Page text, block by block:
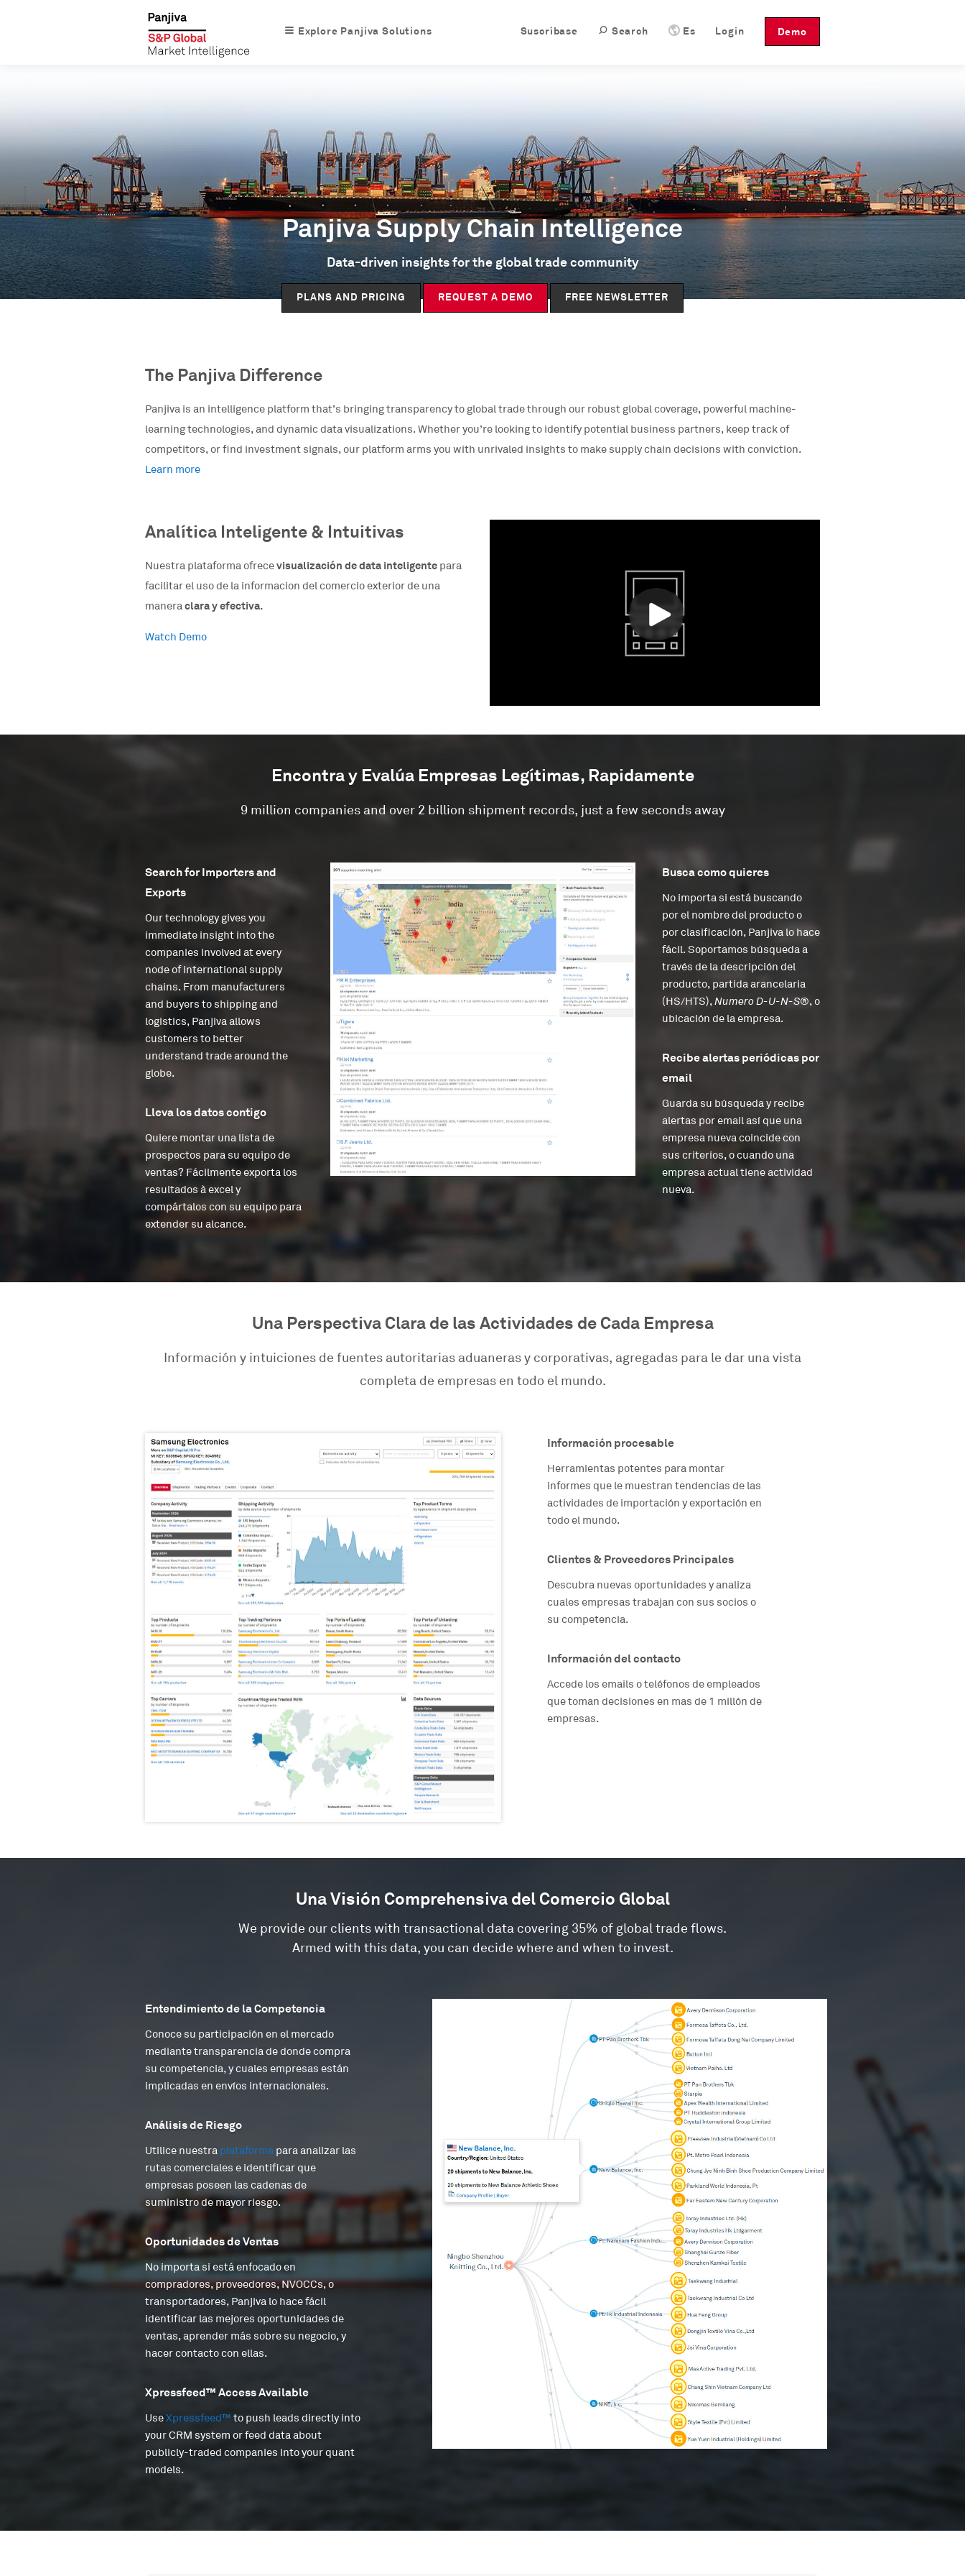
Demo
Login
Es
Search
Suscríbase
Explore Panjiva Solutions
Panjiva Supply Chain Intelligence
Data-driven insights for the global trade community
PLANS AND PRICING REQUEST A DEMO FREE NEWSLETTER
The Panjiva Difference
Panjiva is an intelligence platform that’s bringing transparency to global trade through our robust global coverage, powerful machine-
learning technologies, and dynamic data visualizations. Whether you’re looking to identify potential business partners, keep track of
competitors, or find investment signals, our platform arms you with unrivaled insights to make supply chain decisions with conviction.
Learn more
Analítica Inteligente & Intuitivas
Nuestra plataforma ofrece visualización de data inteligente para
facilitar el uso de la informacion del comercio exterior de una
manera clara y efectiva.
Watch Demo
Encontra y Evalúa Empresas Legítimas, Rapidamente
9 million companies and over 2 billion shipment records, just a few seconds away
Search for Importers and
Exports
Our technology gives you
immediate insight into the
companies involved at every
node of international supply
chains. From manufacturers
and buyers to shipping and
logistics, Panjiva allows
customers to better
understand trade around the
globe.
Lleva los datos contigo
Quiere montar una lista de
prospectos para su equipo de
ventas? Fácilmente exporta los
resultados à excel y
compártalos con su equipo para
extender su alcance.
Busca como quieres
No importa si está buscando
por el nombre del producto o
por clasificación, Panjiva lo hace
fácil. Soportamos búsqueda a
través de la descripción del
producto, partida arancelaria
(HS/HTS), Numero D-U-N-S®, o
ubicación de la empresa.
Recibe alertas periódicas por
email
Guarda su búsqueda y recibe
alertas por email así que una
empresa nueva coincide con
sus criterios, o cuando una
empresa actual tiene actividad
nueva.
Una Perspectiva Clara de las Actividades de Cada Empresa
Información y intuiciones de fuentes autoritarias aduaneras y corporativas, agregadas para le dar una vista
completa de empresas en todo el mundo.
Información procesable
Herramientas potentes para montar
informes que le muestran tendencias de las
actividades de importación y exportación en
todo el mundo.
Clientes & Proveedores Principales
Descubra nuevas oportunidades y analiza
cuales empresas trabajan con sus socios o
su competencia.
Información del contacto
Accede los emails o teléfonos de empleados
que toman decisiones en mas de 1 millón de
empresas.
Una Visión Comprehensiva del Comercio Global
We provide our clients with transactional data covering 35% of global trade flows.
Armed with this data, you can decide where and when to invest.
Entendimiento de la Competencia
Conoce su participación en el mercado
mediante transparencia de donde compra
su competencia, y cuales empresas están
implicadas en envíos internacionales.
Análisis de Riesgo
Utilice nuestra plataforma para analizar las
rutas comerciales e identificar que
empresas poseen las cadenas de
suministro de mayor riesgo.
Oportunidades de Ventas
No importa si está enfocado en
compradores, proveedores, NVOCCs, o
transportadores, Panjiva lo hace fácil
identificar las mejores oportunidades de
ventas, aprender más sobre su negocio, y
hacer contacto con ellas.
Xpressfeed™ Access Available
Use Xpressfeed™ to push leads directly into
your CRM system or feed data about
publicly-traded companies into your quant
models.